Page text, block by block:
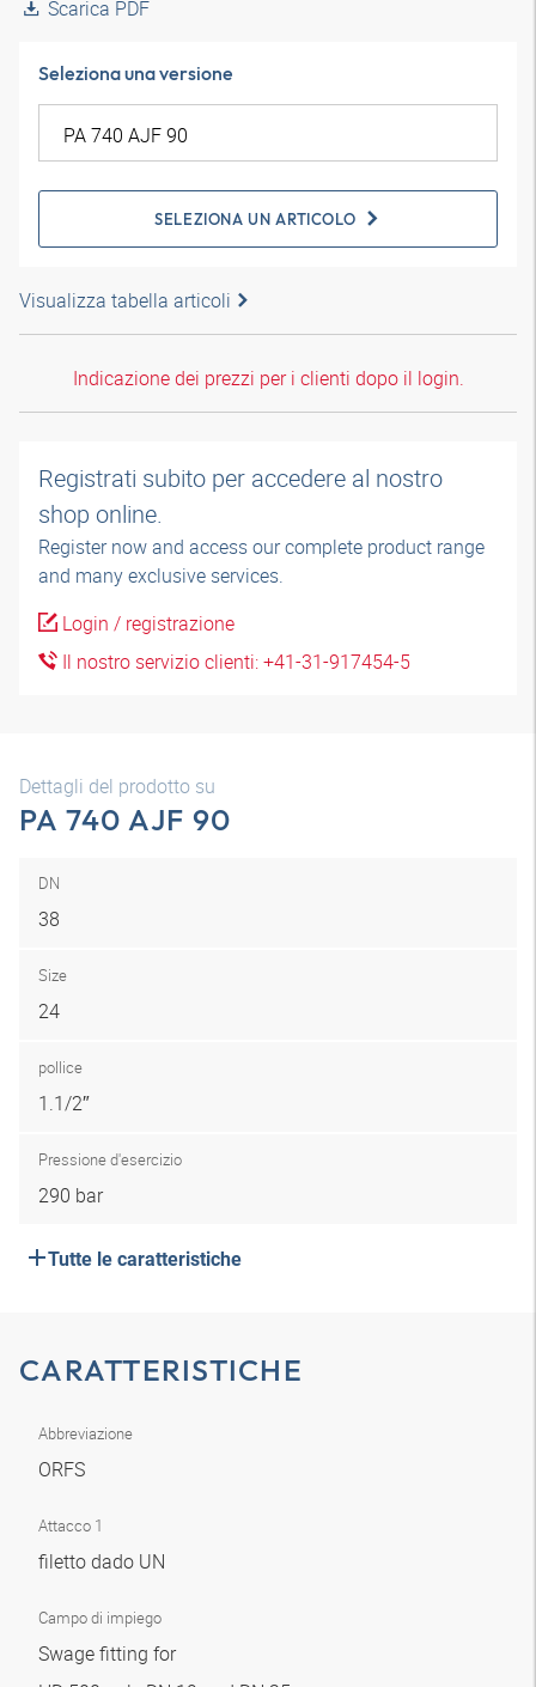
Scarica PDF
Seleziona una versione
SELEZIONA UN ARTICOLO
Visualizza tabella articoli
Indicazione dei prezzi per i clienti dopo il login.
Registrati subito per accedere al nostro
shop online.
Register now and access our complete product range
and many exclusive services.
Login / registrazione
Il nostro servizio clienti: +41-31-917454-5
Dettagli del prodotto su
PA 740 AJF 90
DN
38
Size
24
pollice
1.1/2″
Pressione d'esercizio
290 bar
Tutte le caratteristiche
CARATTERISTICHE
Abbreviazione
ORFS
Attacco 1
filetto dado UN
Campo di impiego
Swage fitting for